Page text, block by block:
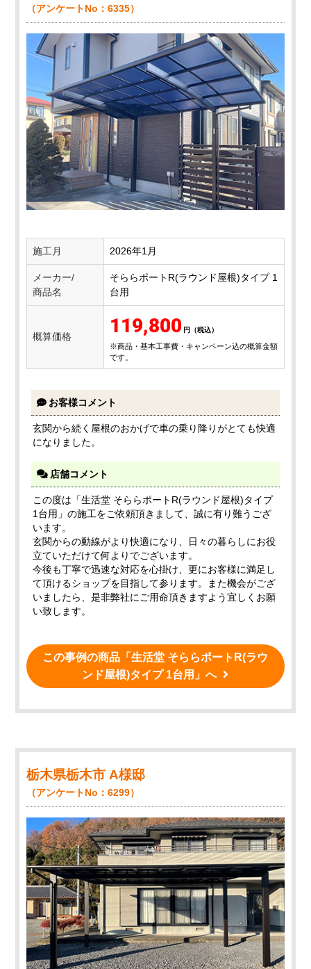
（アンケートNo：6335）
施工月 2026年1月
メーカー/
商品名
そららポートR(ラウンド屋根)タイプ 1
台用
概算価格 119,800
※商品・基本工事費・キャンペーン込の概算金額
です。
お客様コメント
玄関から続く屋根のおかげで車の乗り降りがとても快適
になりました。
店舗コメント
この度は「生活堂 そららポートR(ラウンド屋根)タイプ
1台用」の施工をご依頼頂きまして、誠に有り難うござ
います。
玄関からの動線がより快適になり、日々の暮らしにお役
立ていただけて何よりでございます。
今後も丁寧で迅速な対応を心掛け、更にお客様に満足し
て頂けるショップを目指して参ります。また機会がござ
いましたら、是非弊社にご用命頂きますよう宜しくお願
い致します。
この事例の商品「生活堂 そららポートR(ラウ
ンド屋根)タイプ 1台用」へ
栃木県栃木市 A様邸
（アンケートNo：6299）